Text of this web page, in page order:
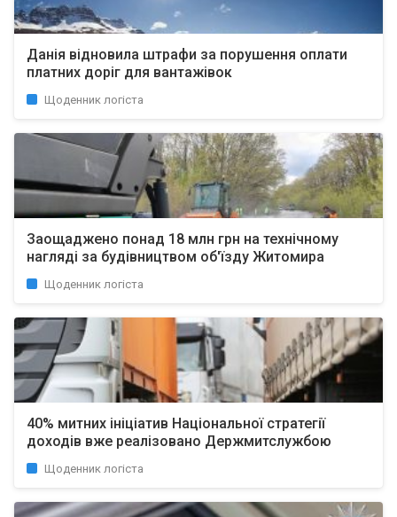
Данія відновила штрафи за порушення оплати
платних доріг для вантажівок
Щоденник логіста
Заощаджено понад 18 млн грн на технічному
нагляді за будівництвом об'їзду Житомира
Щоденник логіста
40% митних ініціатив Національної стратегії
доходів вже реалізовано Держмитслужбою
Щоденник логіста